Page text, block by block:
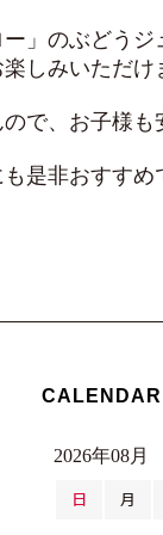
」のぶどうジ
しみいただけ
で、お子様
是非おすすめ
CALENDAR
2026年08月
日 月